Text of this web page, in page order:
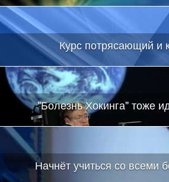
Курс потрясающий и
"Болезнь Хокинга" тоже
Начнёт учиться со всеми